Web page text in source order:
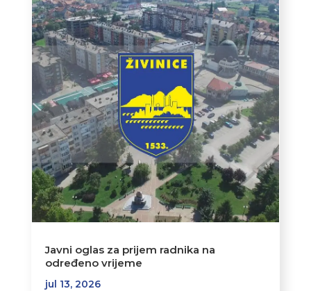
Javni oglas za prijem radnika na
određeno vrijeme
jul 13, 2026